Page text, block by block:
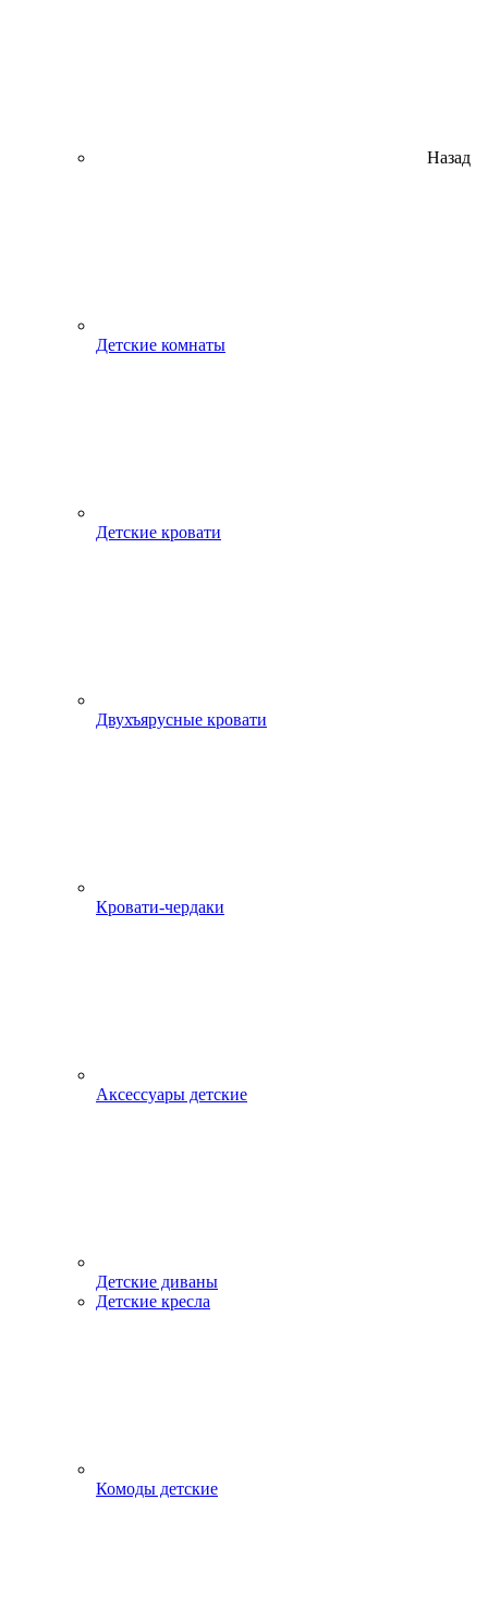
Назад
Детские комнаты
Детские кровати
Двухъярусные кровати
Кровати-чердаки
Аксессуары детские
Детские диваны
Детские кресла
Комоды детские